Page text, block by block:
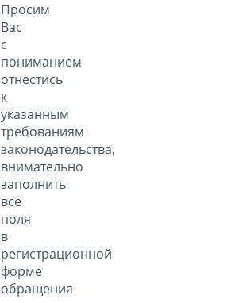
Просим
Вас
с
пониманием
отнестись
к
указанным
требованиям
законодательства,
внимательно
заполнить
все
поля
в
регистрационной
форме
обращения